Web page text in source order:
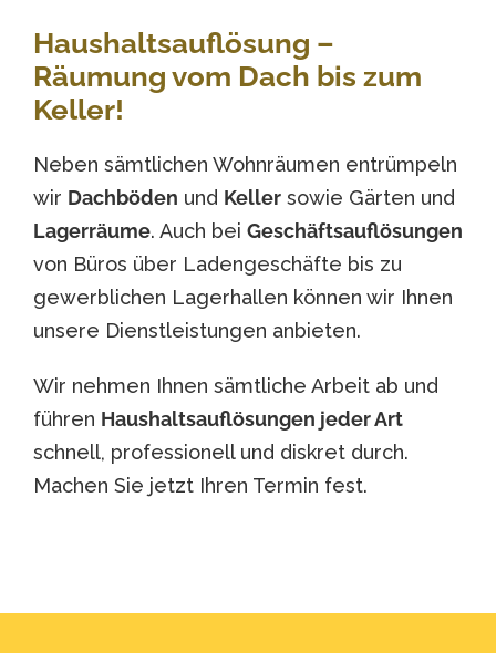
Haushaltsauflösung –
Räumung vom Dach bis zum
Keller!
Neben sämtlichen Wohnräumen entrümpeln
wir Dachböden und Kellersowie Gärten und
Lagerräume. Auch bei Geschäftsauflösungen
von Büros über Ladengeschäfte bis zu
gewerblichen Lagerhallen können wir Ihnen
unsere Dienstleistungen anbieten.
Wir nehmen Ihnen sämtliche Arbeit ab und
führen Haushaltsauflösungen jeder Art
schnell, professionell und diskret durch.
Machen Sie jetzt Ihren Termin fest.